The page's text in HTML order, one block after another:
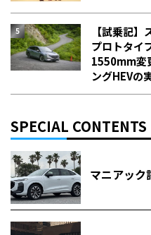
【試乗記】
プロトタイ
1550mm変
ングHEVの
SPECIAL CONTENTS
マニアック